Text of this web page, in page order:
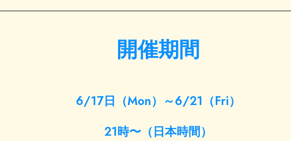
開催期間
6/17日（Mon）～6/21（Fri）
21時〜（日本時間）